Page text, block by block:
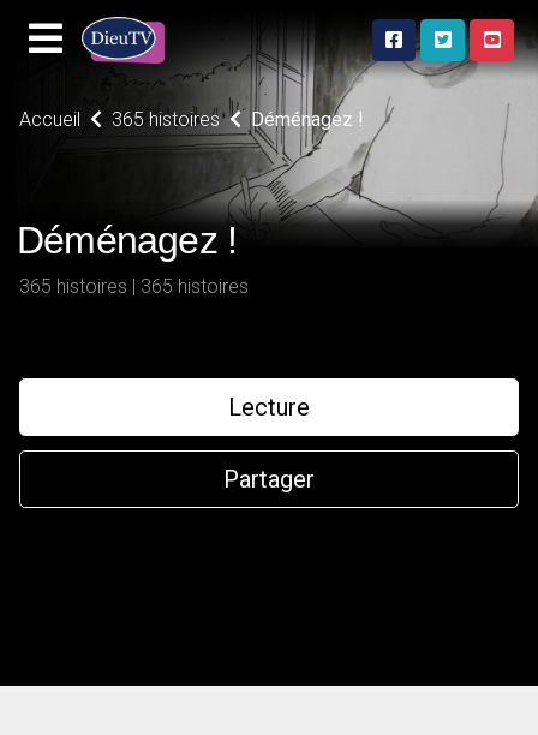
Accueil 365 histoires Déménagez !
Déménagez !
365 histoires | 365 histoires
Lecture
Partager